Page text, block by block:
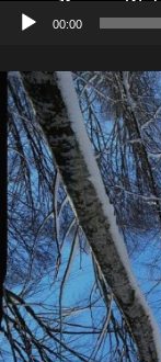
00:00